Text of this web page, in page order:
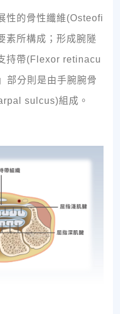
性的骨性纖維(Osteofi
素所構成；形成腕隧
持帶(Flexor retinacu
部分則是由手腕腕骨
sulcus)組成。